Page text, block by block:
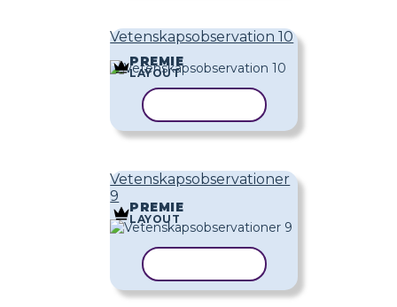
Vetenskapsobservation 10
PREMIE
LAYOUT
Vetenskapsobservationer
9
PREMIE
LAYOUT